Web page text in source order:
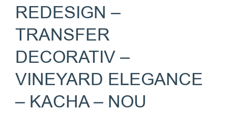
REDESIGN –
TRANSFER
DECORATIV –
VINEYARD ELEGANCE
– KACHA – NOU